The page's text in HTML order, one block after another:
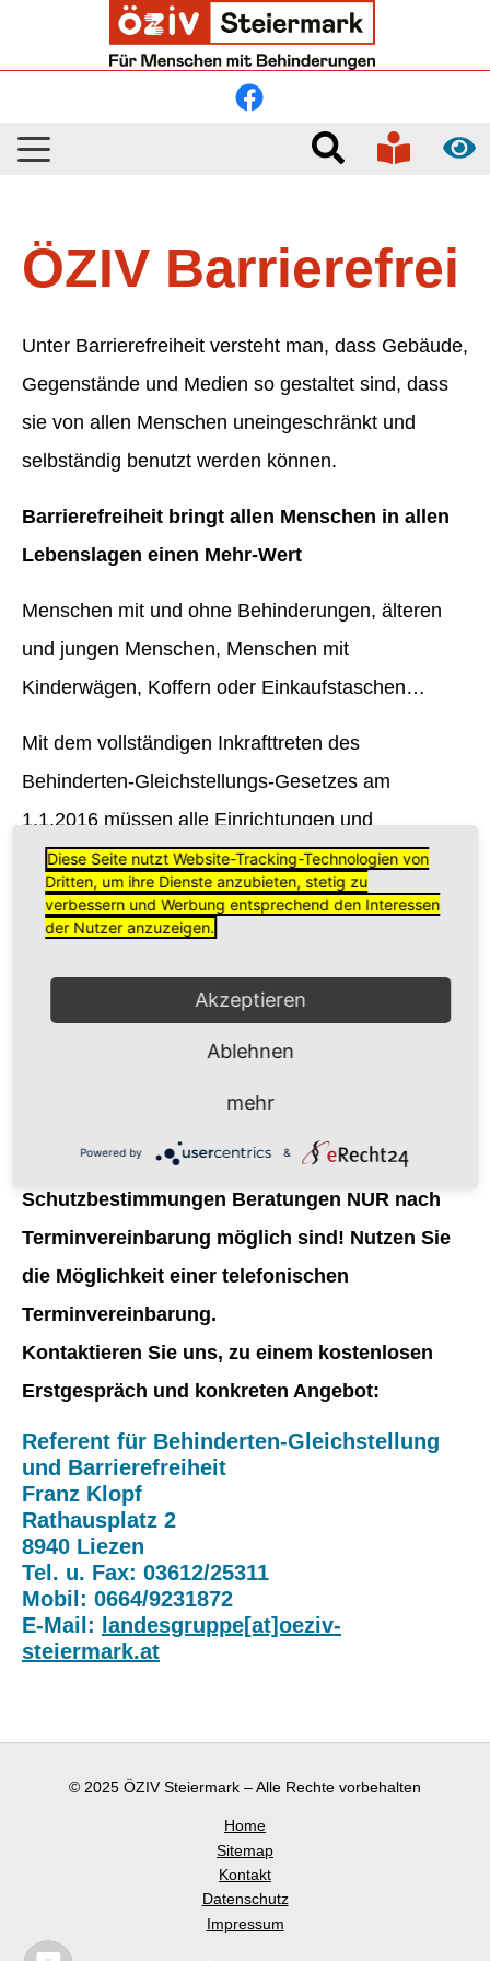
Skip to main navigation
Skip to main content
Skip to page footer
ÖZIV Barrierefrei
Unter Barrierefreiheit versteht man, dass Gebäude,
Gegenstände und Medien so gestaltet sind, dass
sie von allen Menschen uneingeschränkt und
selbständig benutzt werden können.
Barrierefreiheit bringt allen Menschen in allen
Lebenslagen einen Mehr-Wert
Menschen mit und ohne Behinderungen, älteren
und jungen Menschen, Menschen mit
Kinderwägen, Koffern oder Einkaufstaschen…
Mit dem vollständigen Inkrafttreten des
Behinderten-Gleichstellungs-Gesetzes am
1.1.2016 müssen alle Einrichtungen und
Leistungen von behinderten Menschen selbständig
nutzbar sein.
Notwendigkeit, sondern kommt allen Menschen
zugute!
Verständnis, dass derzeit auf Grund der Covid-
Schutzbestimmungen Beratungen NUR nach
Terminvereinbarung möglich sind! Nutzen Sie
die Möglichkeit einer telefonischen
Terminvereinbarung.
Kontaktieren Sie uns, zu einem kostenlosen
Erstgespräch und konkreten Angebot:
Referent für Behinderten-Gleichstellung
und Barrierefreiheit
Franz Klopf
Rathausplatz 2
8940 Liezen
Tel. u. Fax: 03612/25311
Mobil: 0664/9231872
E-Mail:
landesgruppe[at]oeziv-
steiermark.at
© 2025 ÖZIV Steiermark – Alle Rechte vorbehalten
Home
Sitemap
Kontakt
Datenschutz
Impressum
Diese Seite nutzt Website-Tracking-Technologien von
Dritten, um ihre Dienste anzubieten, stetig zu
verbessern und Werbung entsprechend den Interessen
der Nutzer anzuzeigen.
Akzeptieren
Ablehnen
mehr
Powered by &